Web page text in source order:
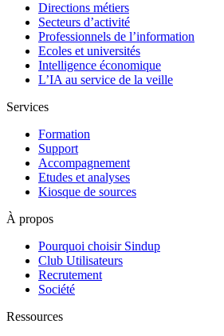
Directions métiers
Secteurs d’activité
Professionnels de l’information
Ecoles et universités
Intelligence économique
L’IA au service de la veille
Services
Formation
Support
Accompagnement
Etudes et analyses
Kiosque de sources
À propos
Pourquoi choisir Sindup
Club Utilisateurs
Recrutement
Société
Ressources